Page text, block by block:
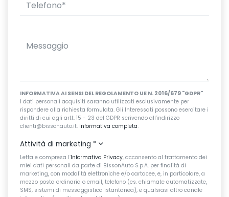
INFORMATIVA AI SENSI DEL REGOLAMENTO UE N. 2016/679 "GDPR"
I dati personali acquisiti saranno utilizzati esclusivamente per
rispondere alla richiesta formulata. Gli Interessati possono esercitare i
diritti di cui agli artt. 15 - 23 del GDPR scrivendo all'indirizzo
clienti@bissonauto.it. Informativa completa.
Attività di marketing *
Letta e compresa l’Informativa Privacy, acconsento al trattamento dei
miei dati personali da parte di BissonAuto S.p.A. per finalità di
marketing, con modalità elettroniche e/o cartacee, e, in particolare, a
mezzo posta ordinaria o email, telefono (es. chiamate automatizzate,
SMS, sistemi di messaggistica istantanea), e qualsiasi altro canale